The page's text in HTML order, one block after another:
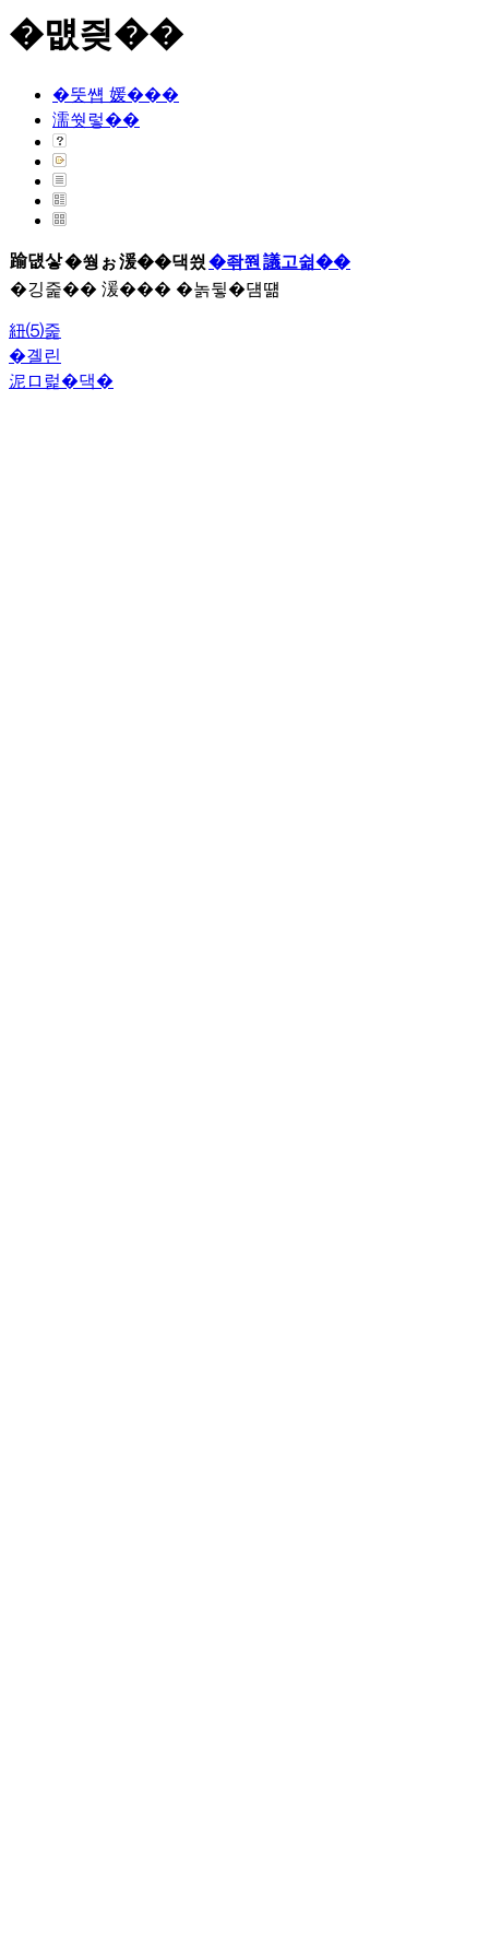
�먮즺��
�뚯썝 媛���
濡쒓렇��
踰덊샇�쒕ぉ湲��댁씠�좎쭨 議고쉶��
�깅줉�� 湲��� �놁뒿�덈떎
紐⑸줉
�곌린
泥ロ럹�댁�